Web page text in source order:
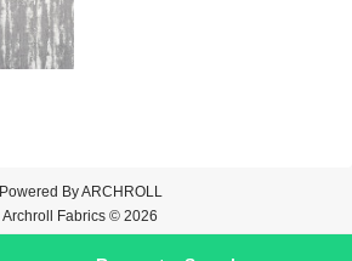
Powered ByARCHROLL
Archroll Fabrics © 2026